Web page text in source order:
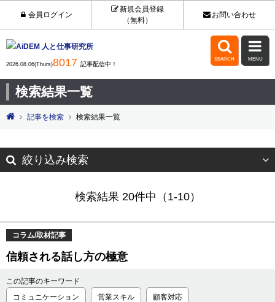
会員ログイン
新規会員登録
（無料）
お問い合わせ
2026.08.06(Thurs)8017 記事配信中！

SEARCH

MENU
検索結果一覧
記事を検索 検索結果一覧
絞り込み検索
検索結果 20件中（1-10）
コラム/取材記事
信頼される話し方の極意
この記事のキーワード
コミュニケーション
営業スキル 顧客対応